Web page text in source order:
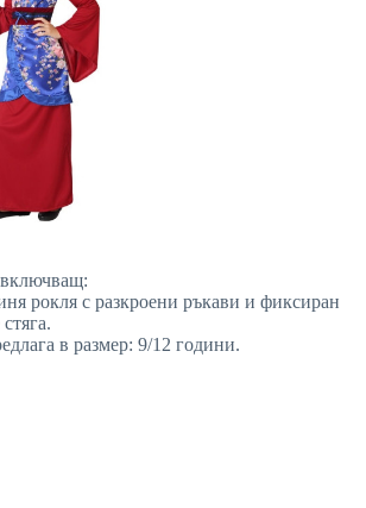
рокля с разкроени ръкави и фиксиран
в размер: 9/12 години.